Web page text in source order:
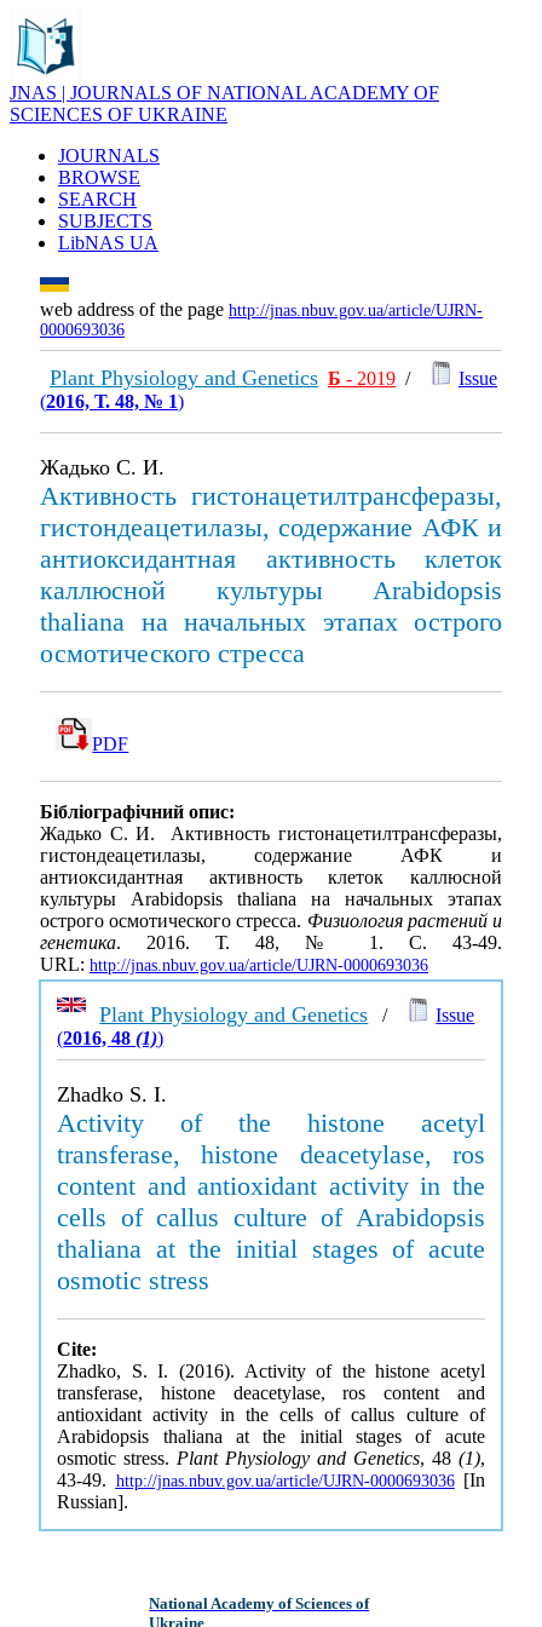
JNAS | JOURNALS OF NATIONAL ACADEMY OF
SCIENCES OF UKRAINE
JOURNALS
BROWSE
SEARCH
SUBJECTS
LibNAS UA
web address of the page http://jnas.nbuv.gov.ua/article/UJRN-
0000693036
Plant Physiology and Genetics Б - 2019 /
Issue
(2016, Т. 48, № 1)
Жадько С. И.
Активность гистонацетилтрансферазы,
гистондеацетилазы, содержание АФК и
антиоксидантная активность клеток
каллюсной культуры Arabidopsis
thaliana на начальных этапах острого
осмотического стресса
PDF
Бібліографічний опис:
Жадько С. И. Активность гистонацетилтрансферазы,
гистондеацетилазы, содержание АФК и
антиоксидантная активность клеток каллюсной
культуры Arabidopsis thaliana на начальных этапах
острого осмотического стресса. Физиология растений и
генетика. 2016. Т. 48, № 1. С. 43-49.
URL: http://jnas.nbuv.gov.ua/article/UJRN-0000693036
Plant Physiology and Genetics /
Issue
(2016, 48(1))
Zhadko S. I.
Activity of the histone acetyl
transferase, histone deacetylase, ros
content and antioxidant activity in the
cells of callus culture of Arabidopsis
thaliana at the initial stages of acute
osmotic stress
Cite:
Zhadko, S. I. (2016). Activity of the histone acetyl
transferase, histone deacetylase, ros content and
antioxidant activity in the cells of callus culture of
Arabidopsis thaliana at the initial stages of acute
osmotic stress. Plant Physiology and Genetics, 48 (1),
43-49. http://jnas.nbuv.gov.ua/article/UJRN-0000693036[In
Russian].
National Academy of Sciences of
Ukraine